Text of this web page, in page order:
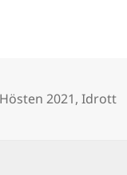
Hösten 2021,Idrott